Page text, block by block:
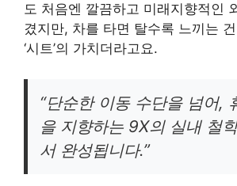
도 처음엔 깔끔하고 미래지향적인
겼지만, 차를 타면 탈수록 느끼는
‘시트’의 가치더라고요.
“단순한 이동 수단을 넘어,
을 지향하는 9X의 실내 철
서 완성됩니다.”